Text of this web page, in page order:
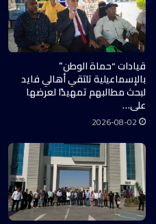
قيادات “حماة الوطن”
بالإسماعيلية تلتقي أهالي فايد
لبحث مطالبهم تمهيدًا لعرضها
على…
2026-08-02